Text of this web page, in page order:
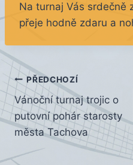
Na turnaj Vás srdečně
přeje hodně zdaru a
Navigace
pro
příspěvek
PŘEDCHOZÍ
Vánoční turnaj trojic o
putovní pohár starosty
města Tachova